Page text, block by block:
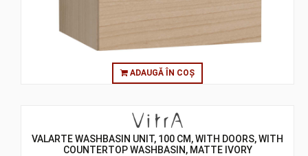
ADAUGĂ ÎN COȘ
VALARTE WASHBASIN UNIT, 100 CM, WITH DOORS, WITH
COUNTERTOP WASHBASIN, MATTE IVORY